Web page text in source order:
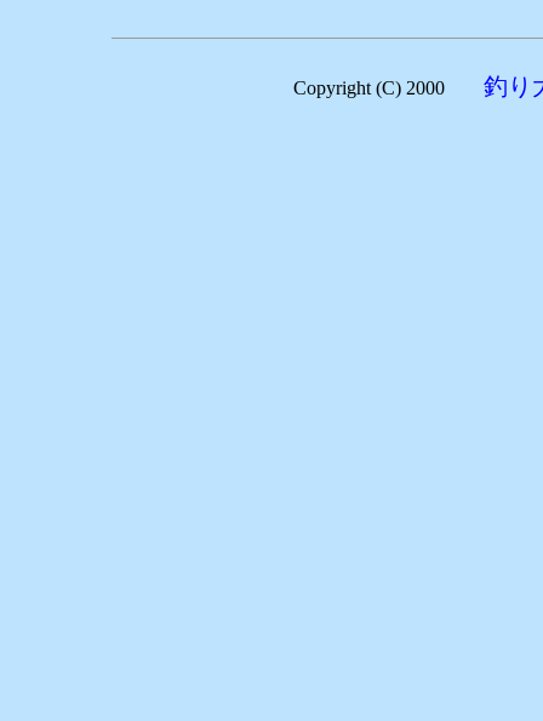
Copyright (C) 2000 釣り